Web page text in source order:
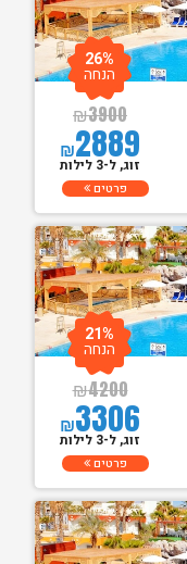
₪3900
₪2889
26%
הנחה
זוג, ל-3 לילות
פרטים
₪4200
₪3306
21%
הנחה
זוג, ל-3 לילות
פרטים